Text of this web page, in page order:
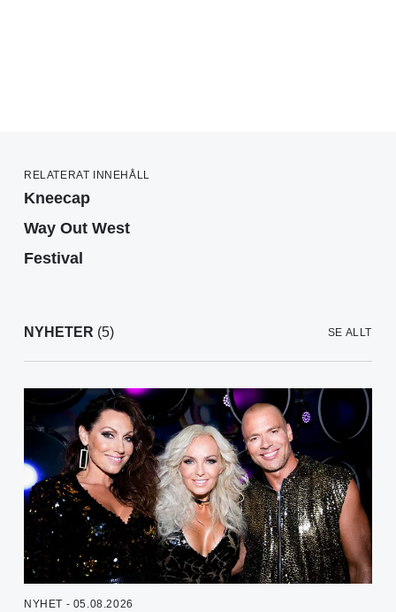
RELATERAT INNEHÅLL
Kneecap
Way Out West
Festival
NYHETER (5) SE ALLT
NYHET - 05.08.2026